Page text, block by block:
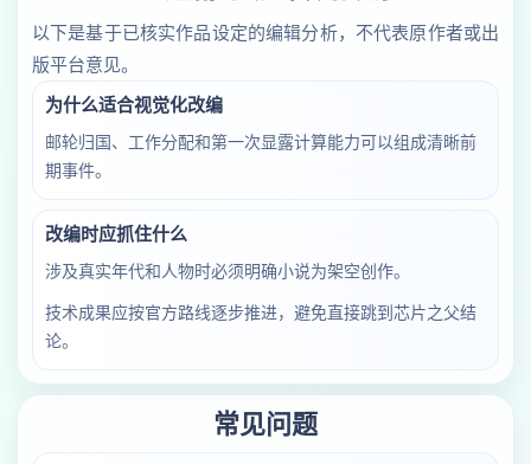
以下是基于已核实作品设定的编辑分析，不代表原作者或出
版平台意见。
为什么适合视觉化改编
邮轮归国、工作分配和第一次显露计算能力可以组成清晰前
期事件。
改编时应抓住什么
涉及真实年代和人物时必须明确小说为架空创作。
技术成果应按官方路线逐步推进，避免直接跳到芯片之父结
论。
常见问题